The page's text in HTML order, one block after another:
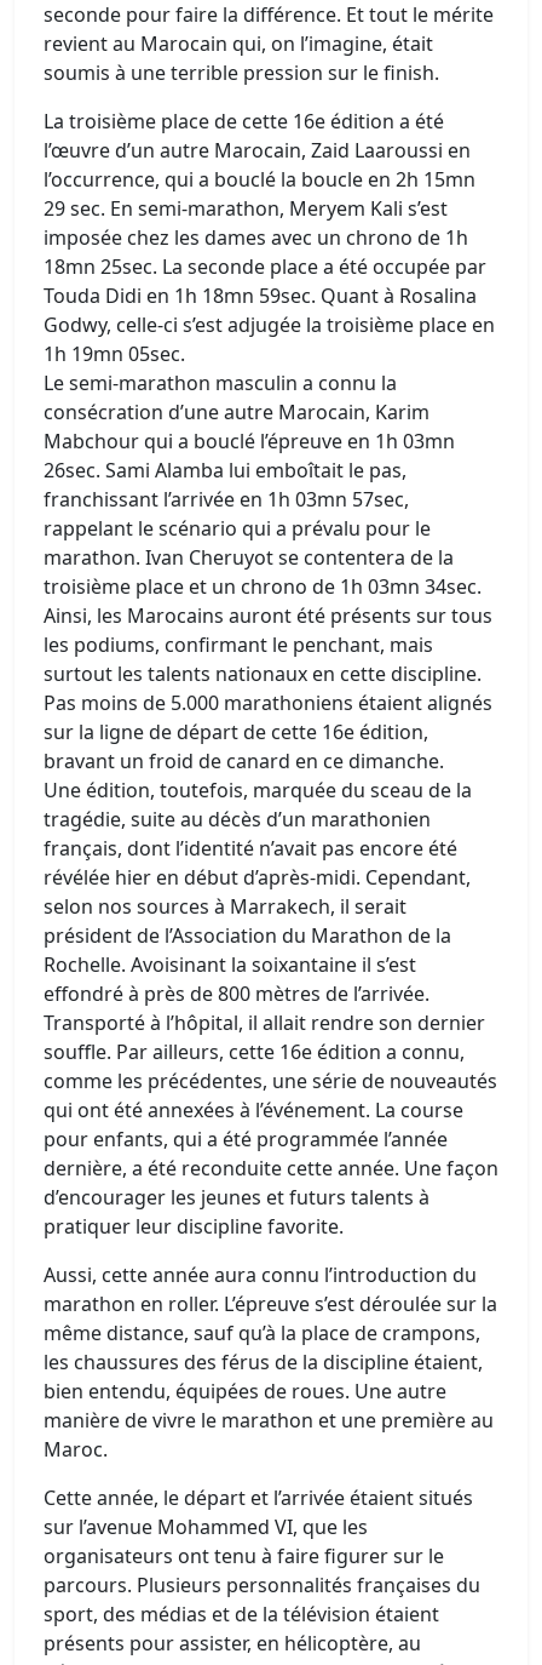
seconde pour faire la différence. Et tout le mérite
revient au Marocain qui, on l’imagine, était
soumis à une terrible pression sur le finish.
La troisième place de cette 16e édition a été
l’œuvre d’un autre Marocain, Zaid Laaroussi en
l’occurrence, qui a bouclé la boucle en 2h 15mn
29 sec. En semi-marathon, Meryem Kali s’est
imposée chez les dames avec un chrono de 1h
18mn 25sec. La seconde place a été occupée par
Touda Didi en 1h 18mn 59sec. Quant à Rosalina
Godwy, celle-ci s’est adjugée la troisième place en
1h 19mn 05sec.
Le semi-marathon masculin a connu la
consécration d’une autre Marocain, Karim
Mabchour qui a bouclé l’épreuve en 1h 03mn
26sec. Sami Alamba lui emboîtait le pas,
franchissant l’arrivée en 1h 03mn 57sec,
rappelant le scénario qui a prévalu pour le
marathon. Ivan Cheruyot se contentera de la
troisième place et un chrono de 1h 03mn 34sec.
Ainsi, les Marocains auront été présents sur tous
les podiums, confirmant le penchant, mais
surtout les talents nationaux en cette discipline.
Pas moins de 5.000 marathoniens étaient alignés
sur la ligne de départ de cette 16e édition,
bravant un froid de canard en ce dimanche.
Une édition, toutefois, marquée du sceau de la
tragédie, suite au décès d’un marathonien
français, dont l’identité n’avait pas encore été
révélée hier en début d’après-midi. Cependant,
selon nos sources à Marrakech, il serait
président de l’Association du Marathon de la
Rochelle. Avoisinant la soixantaine il s’est
effondré à près de 800 mètres de l’arrivée.
Transporté à l’hôpital, il allait rendre son dernier
souffle. Par ailleurs, cette 16e édition a connu,
comme les précédentes, une série de nouveautés
qui ont été annexées à l’événement. La course
pour enfants, qui a été programmée l’année
dernière, a été reconduite cette année. Une façon
d’encourager les jeunes et futurs talents à
pratiquer leur discipline favorite.
Aussi, cette année aura connu l’introduction du
marathon en roller. L’épreuve s’est déroulée sur la
même distance, sauf qu’à la place de crampons,
les chaussures des férus de la discipline étaient,
bien entendu, équipées de roues. Une autre
manière de vivre le marathon et une première au
Maroc.
Cette année, le départ et l’arrivée étaient situés
sur l’avenue Mohammed VI, que les
organisateurs ont tenu à faire figurer sur le
parcours. Plusieurs personnalités françaises du
sport, des médias et de la télévision étaient
présents pour assister, en hélicoptère, au